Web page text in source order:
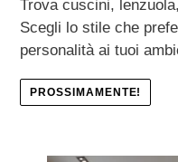
Trova cuscini,
Scegli lo stile che
personalità ai tuoi
PROSSIMAMENTE!